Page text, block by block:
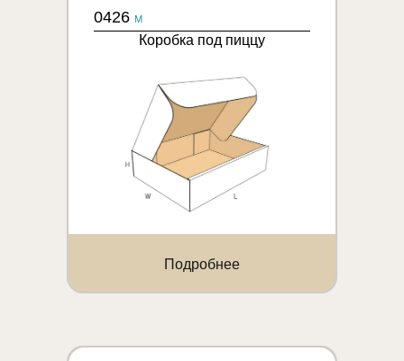
0426 M
Коробка под пиццу
Подробнее